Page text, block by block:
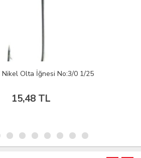
Nikel Olta İğnesi No:3/0 1/25
15,48 TL